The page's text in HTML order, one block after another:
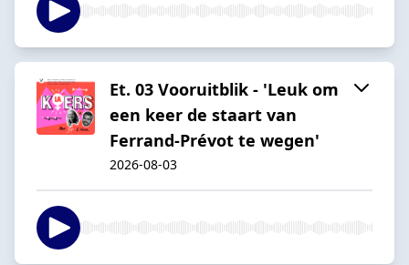
Et. 03 Vooruitblik - 'Leuk om
een keer de staart van
Ferrand-Prévot te wegen'
2026-08-03